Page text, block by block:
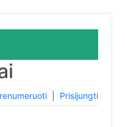
Prisijungti